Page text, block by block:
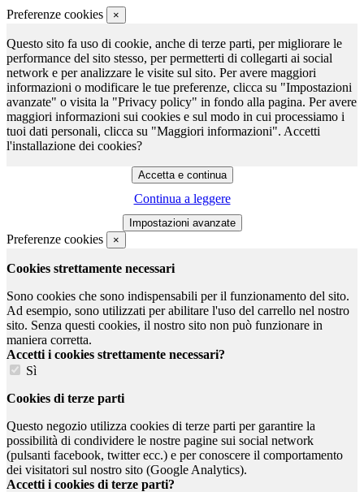
Preferenze cookies ×
Questo sito fa uso di cookie, anche di terze parti, per migliorare le
performance del sito stesso, per permetterti di collegarti ai social
network e per analizzare le visite sul sito. Per avere maggiori
informazioni o modificare le tue preferenze, clicca su "Impostazioni
avanzate" o visita la "Privacy policy" in fondo alla pagina. Per avere
maggiori informazioni sui cookies e sul modo in cui processiamo i
tuoi dati personali, clicca su "Maggiori informazioni". Accetti
l'installazione dei cookies?
Continua a leggere
Preferenze cookies ×
Cookies strettamente necessari
Sono cookies che sono indispensabili per il funzionamento del sito.
Ad esempio, sono utilizzati per abilitare l'uso del carrello nel nostro
sito. Senza questi cookies, il nostro sito non può funzionare in
maniera corretta.
Accetti i cookies strettamente necessari?
Sì
Cookies di terze parti
Questo negozio utilizza cookies di terze parti per garantire la
possibilità di condividere le nostre pagine sui social network
(pulsanti facebook, twitter ecc.) e per conoscere il comportamento
dei visitatori sul nostro sito (Google Analytics).
Accetti i cookies di terze parti?